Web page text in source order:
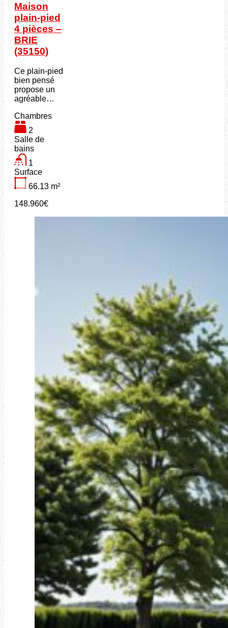
Maison
plain-pied
4 pièces –
BRIE
(35150)
Ce plain-pied
bien pensé
propose un
agréable…
Chambres
2
Salle de
bains
1
Surface
66.13 m²
148.960€